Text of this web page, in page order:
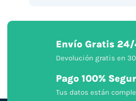
Envío Gratis
Devolución gratis en
Pago 100%
Tus datos están